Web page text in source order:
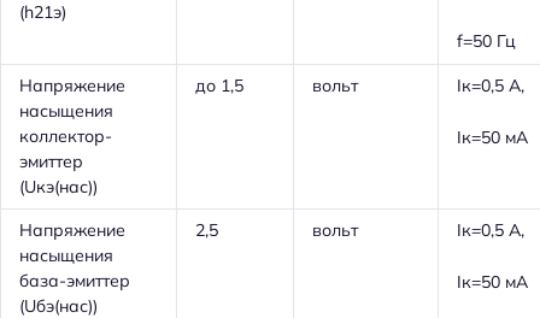
(h21э)
f=50 Гц
Напряжение
насыщения
коллектор-
эмиттер
(Uкэ(нас))
до 1,5 вольт Iк=0,5 А,
Iк=50 мА
Напряжение
насыщения
база-эмиттер
(Uбэ(нас))
2,5 вольт Iк=0,5 А,
Iк=50 мА